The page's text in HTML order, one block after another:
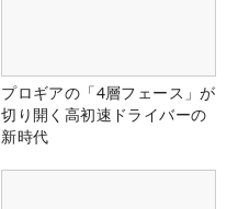
プロギアの「4層フェース」が
切り開く高初速ドライバーの
新時代